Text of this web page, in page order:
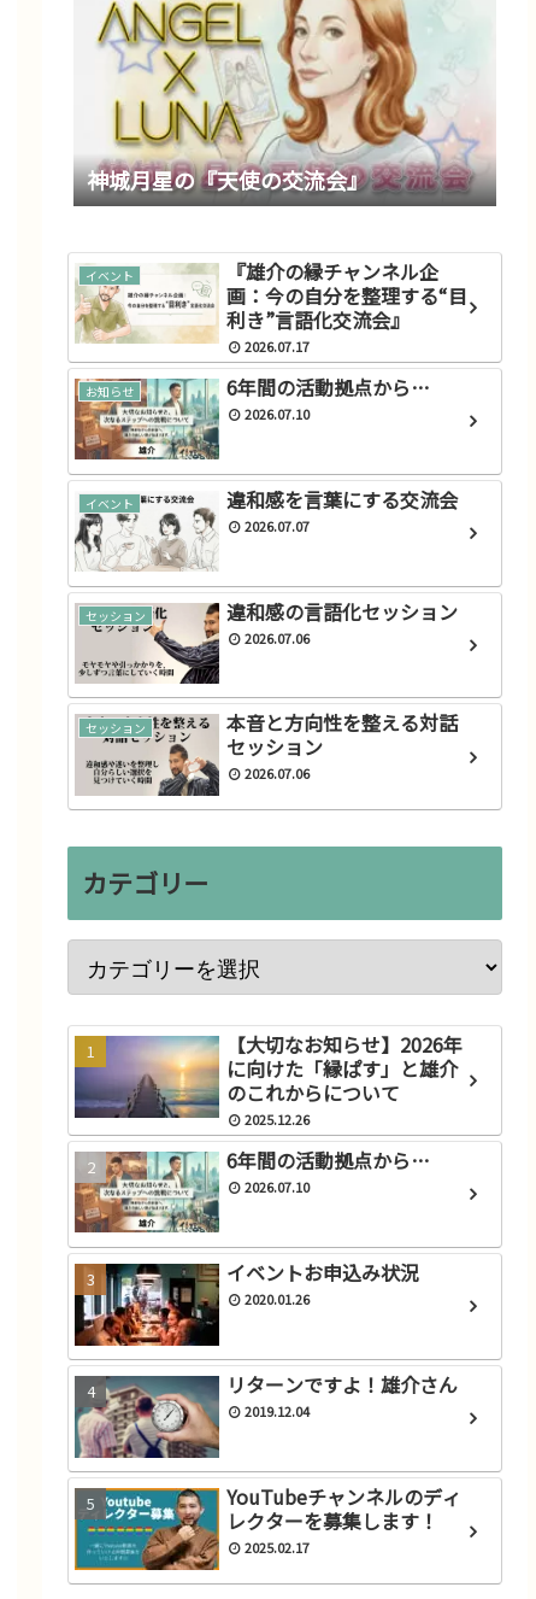
お知らせ
リターンですよ！雄介さん
2019.12.04
神城月星の『天使の交流会』
イベント
『雄介の縁チャンネル企
画：今の自分を整理する“目
利き”言語化交流会』
2026.07.17
お知らせ 6年間の活動拠点から…
2026.07.10
イベント 違和感を言葉にする交流会
2026.07.07
セッション 違和感の言語化セッション
2026.07.06
セッション
本音と方向性を整える対話
セッション
2026.07.06
カテゴリー
【大切なお知らせ】2026年
に向けた「縁ぱす」と雄介
のこれからについて
2025.12.26
6年間の活動拠点から…
2026.07.10
イベントお申込み状況
2020.01.26
リターンですよ！雄介さん
2019.12.04
YouTubeチャンネルのディ
レクターを募集します！
2025.02.17